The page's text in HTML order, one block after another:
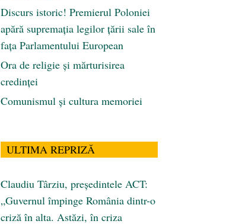
Discurs istoric! Premierul Poloniei
apără supremația legilor țării sale în
fața Parlamentului European
Ora de religie şi mărturisirea
credinţei
Comunismul şi cultura memoriei
ULTIMA REPRIZĂ
Claudiu Târziu, președintele ACT:
„Guvernul împinge România dintr-o
criză în alta. Astăzi, în criza